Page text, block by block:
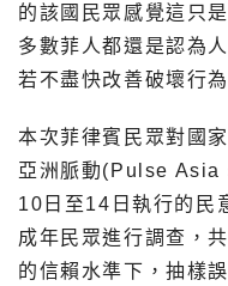
的該國民眾感覺這只
多數菲人都還是認為
若不盡快改善破壞行
本次菲律賓民眾對國
亞洲脈動(Pulse Asia
10日至14日執行的民
成年民眾進行調查，
的信賴水準下，抽樣